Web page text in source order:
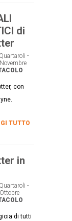
di
-
con
TUTTO
in
-
di tutti